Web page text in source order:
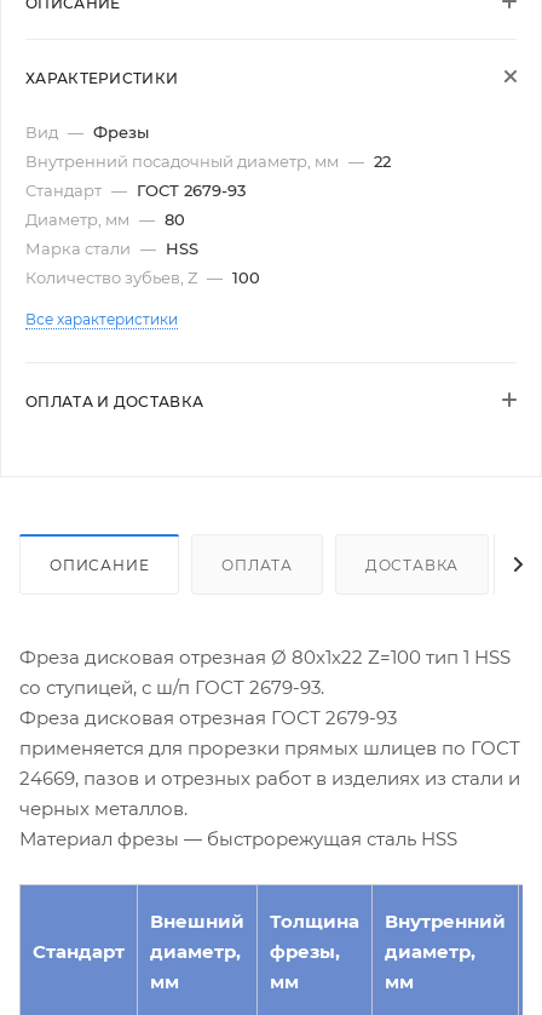
ХАРАКТЕРИСТИКИ
Вид — Фрезы
Внутренний посадочный диаметр, мм — 22
Стандарт — ГОСТ 2679-93
Диаметр, мм — 80
Марка стали — HSS
Количество зубьев, Z — 100
Все характеристики
ОПЛАТА И ДОСТАВКА
ОПИСАНИЕ ОПЛАТА ДОСТАВКА
Фреза дисковая отрезная Ø 80х1х22 Z=100 тип 1 HSS
со ступицей, с ш/п ГОСТ 2679-93.
Фреза дисковая отрезная ГОСТ 2679-93
применяется для прорезки прямых шлицев по ГОСТ
24669, пазов и отрезных работ в изделиях из стали и
черных металлов.
Материал фрезы — быстрорежущая сталь HSS
Стандарт
Внешний
диаметр,
мм
Толщина
фрезы,
мм
Внутренний
диаметр,
мм